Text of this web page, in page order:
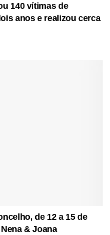
140 vítimas de
anos e realizou cerca
de 12 a 15 de
& Joana